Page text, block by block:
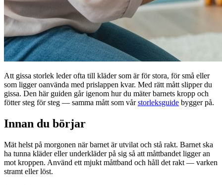
Att gissa storlek leder ofta till kläder som är för stora, för små eller
som ligger oanvända med prislappen kvar. Med rätt mått slipper du
gissa. Den här guiden går igenom hur du mäter barnets kropp och
fötter steg för steg — samma mått som vårstorleksguide bygger på.
Innan du börjar
Mät helst på morgonen när barnet är utvilat och stå rakt. Barnet ska
ha tunna kläder eller underkläder på sig så att måttbandet ligger an
mot kroppen. Använd ett mjukt måttband och håll det rakt — varken
stramt eller löst.